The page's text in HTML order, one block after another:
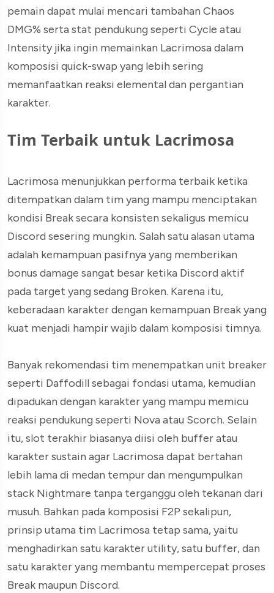
pemain dapat mulai mencari tambahan Chaos
DMG% serta stat pendukung seperti Cycle atau
Intensity jika ingin memainkan Lacrimosa dalam
komposisi quick-swap yang lebih sering
memanfaatkan reaksi elemental dan pergantian
karakter.
Tim Terbaik untuk Lacrimosa
Lacrimosa menunjukkan performa terbaik ketika
ditempatkan dalam tim yang mampu menciptakan
kondisi Break secara konsisten sekaligus memicu
Discord sesering mungkin. Salah satu alasan utama
adalah kemampuan pasifnya yang memberikan
bonus damage sangat besar ketika Discord aktif
pada target yang sedang Broken. Karena itu,
keberadaan karakter dengan kemampuan Break yang
kuat menjadi hampir wajib dalam komposisi timnya.
Banyak rekomendasi tim menempatkan unit breaker
seperti Daffodill sebagai fondasi utama, kemudian
dipadukan dengan karakter yang mampu memicu
reaksi pendukung seperti Nova atau Scorch. Selain
itu, slot terakhir biasanya diisi oleh buffer atau
karakter sustain agar Lacrimosa dapat bertahan
lebih lama di medan tempur dan mengumpulkan
stack Nightmare tanpa terganggu oleh tekanan dari
musuh. Bahkan pada komposisi F2P sekalipun,
prinsip utama tim Lacrimosa tetap sama, yaitu
menghadirkan satu karakter utility, satu buffer, dan
satu karakter yang membantu mempercepat proses
Break maupun Discord.